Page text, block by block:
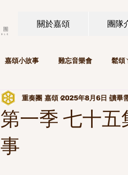
關於嘉頌 團隊
嘉頌小故事 難忘音樂會 鬆頌
第一季 七十
事
重奏團 嘉頌 2025年8月6日 讀畢